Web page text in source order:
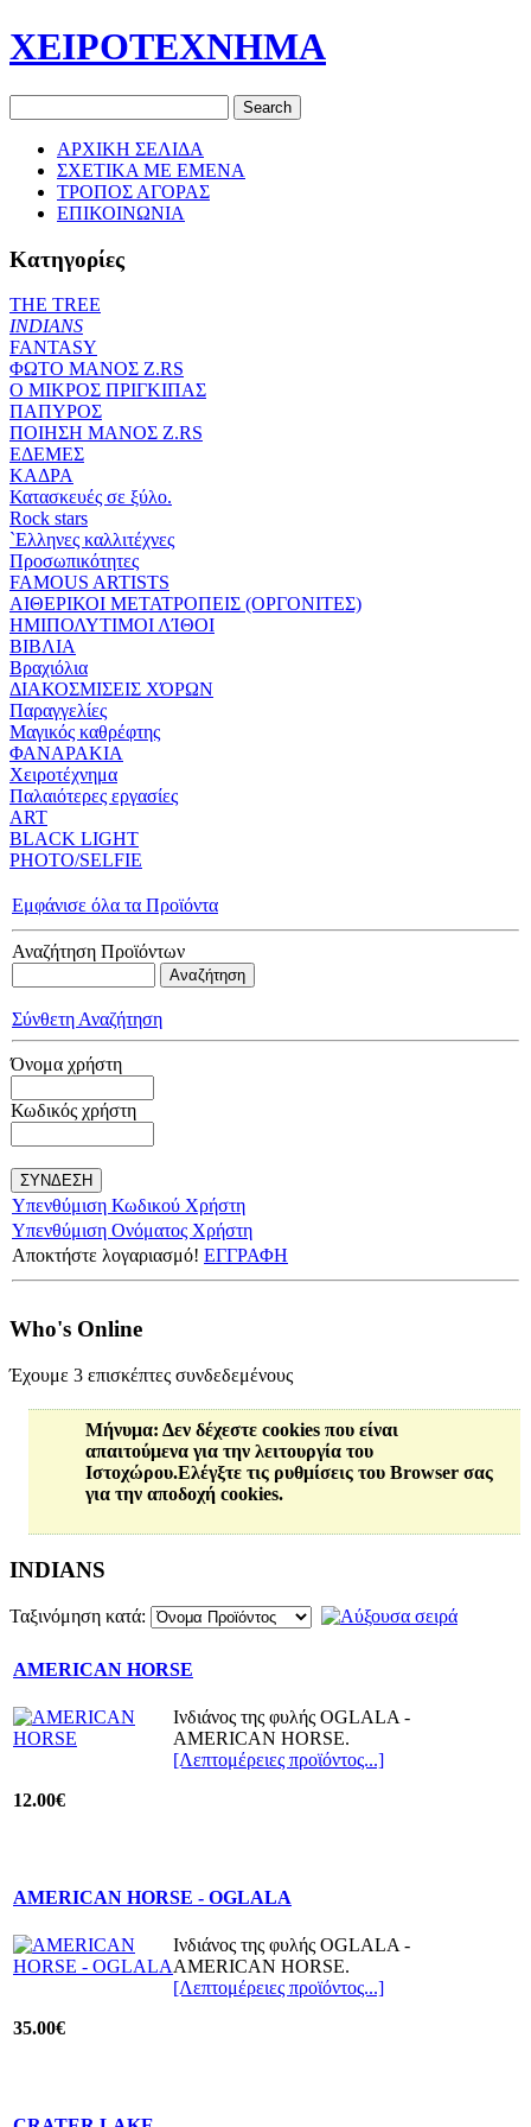
ΧΕΙΡΟΤΕΧΝΗΜΑ
ΑΡΧΙΚΗ ΣΕΛΙΔΑ
ΣΧΕΤΙΚΑ ΜΕ ΕΜΕΝΑ
ΤΡΟΠΟΣ ΑΓΟΡΑΣ
ΕΠΙΚΟΙΝΩΝΙΑ
Κατηγορίες
THE TREE
ΙΝDIANS
FANTASY
ΦΩΤΟ ΜΑΝΟΣ Ζ.RS
O ΜΙΚΡΟΣ ΠΡΙΓΚΙΠΑΣ
ΠΑΠΥΡΟΣ
ΠΟΙΗΣΗ ΜΑΝΟΣ Ζ.RS
ΕΔΕΜΕΣ
ΚΑΔΡΑ
Κατασκευές σε ξύλο.
Rock stars
`Eλληνες καλλιτέχνες
Προσωπικότητες
FAMOUS ARTISTS
ΑΙΘΕΡΙΚΟΙ ΜΕΤΑΤΡΟΠΕΙΣ (ΟΡΓΟΝΙΤΕΣ)
ΗΜΙΠΟΛΥΤΙΜΟΙ ΛΊΘΟΙ
ΒΙΒΛΙΑ
Βραχιόλια
ΔΙΑΚΟΣΜΙΣΕΙΣ ΧΌΡΩΝ
Παραγγελίες
Μαγικός καθρέφτης
ΦΑΝΑΡΑΚΙΑ
Xειροτέχνημα
Παλαιότερες εργασίες
ART
BLACK LIGHT
PHOTO/SELFIE
Εμφάνισε όλα τα Προϊόντα
Αναζήτηση Προϊόντων
Σύνθετη Αναζήτηση
Όνομα χρήστη
Κωδικός χρήστη
Υπενθύμιση Κωδικού Χρήστη
Υπενθύμιση Ονόματος Χρήστη
Αποκτήστε λογαριασμό! ΕΓΓΡΑΦΗ
Who's Online
Έχουμε 3 επισκέπτες συνδεδεμένους
Μήνυμα: Δεν δέχεστε cookies που είναι
απαιτούμενα για την λειτουργία του
Ιστοχώρου.Ελέγξτε τις ρυθμίσεις του Browser σας
για την αποδοχή cookies.
ΙΝDIANS
Ταξινόμηση κατά:
AMERICAN HORSE
Iνδιάνος της φυλής OGLALA -
AMERICAN HORSE.
[Λεπτομέρειες προϊόντος...]
12.00€
AMERICAN HORSE - OGLALA
Iνδιάνος της φυλής OGLALA -
AMERICAN HORSE.
[Λεπτομέρειες προϊόντος...]
35.00€